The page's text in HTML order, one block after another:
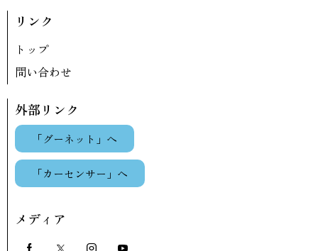
リンク
トップ
問い合わせ
外部リンク
「グーネット」へ
「カーセンサー」へ
メディア